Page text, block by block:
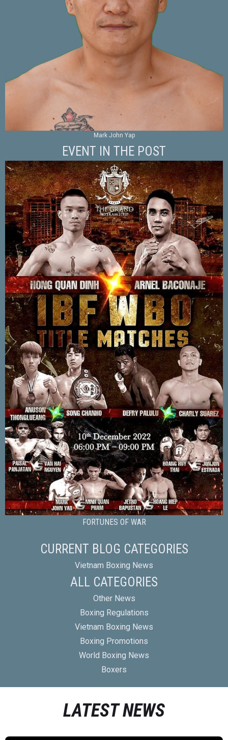
Mark John Yap
EVENT IN THE POST
FORTUNES OF WAR
CURRENT BLOG CATEGORIES
Vietnam Boxing News
ALL CATEGORIES
Other News
Boxing Regulations
Vietnam Boxing News
Boxing Promotions
World Boxing News
Boxers
LATEST NEWS